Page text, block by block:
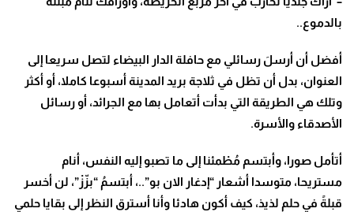
بالدموع..
أفضل أن أرسلَ رسائلي مع حافلة الدار البيضاء لتصل سريعا إلى
العنوان، بدل أن تظل في ثلاجة بريد المدينة أسبوعا كاملا، أو أكثر
وتلك هي الطريقة التي بدأت أتعامل بها مع الجرائد، أو رسائل
الأصدقاء والأسرة.
أتأمل صورا، وأبتسم مُطْمئنا إلى ما تصبو إليه النفس، أنام
مستريحا، متوسدا أشعار “إدغار الان بو”..، أبتسمُ “بزّزْ”، لن أخسر
قبلةً في حلم لذيذ، كيف أكون هادئا وأنا أسترق النظر إلى بقايا حلمي